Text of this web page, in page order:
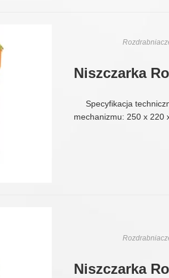
Niszczarka
Specyfikacja
mechanizmu: 250 x 220
Niszczarka